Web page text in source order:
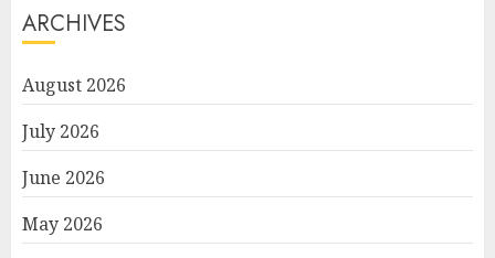
ARCHIVES
August 2026
July 2026
June 2026
May 2026